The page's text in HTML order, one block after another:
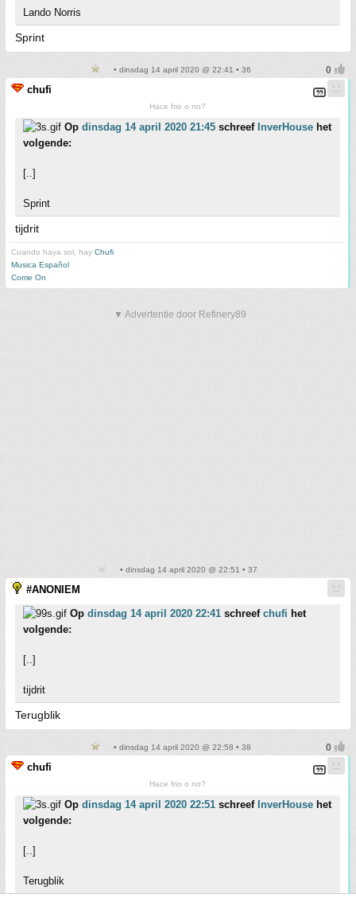
Lando Norris
Sprint
• dinsdag 14 april 2020 @ 22:41 • 36
chufi
Hace frio o no?
Op dinsdag 14 april 2020 21:45 schreef InverHouse het
volgende:
[..]
Sprint
tijdrit
Cuando haya sol, hay Chufi
Musica Español
Come On
▼ Advertentie door Refinery89
• dinsdag 14 april 2020 @ 22:51 • 37
#ANONIEM
Op dinsdag 14 april 2020 22:41 schreef chufi het
volgende:
[..]
tijdrit
Terugblik
• dinsdag 14 april 2020 @ 22:58 • 38
chufi
Hace frio o no?
Op dinsdag 14 april 2020 22:51 schreef InverHouse het
volgende:
[..]
Terugblik